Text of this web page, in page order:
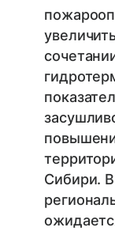
Сибири.